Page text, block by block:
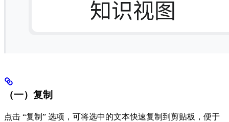
（一）复制
点击 “复制” 选项，可将选中的文本快速复制到剪贴板，便于